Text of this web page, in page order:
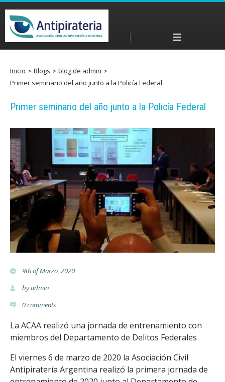
contenido
principal
Menú principal
Inicio Blogs
blog de admin
Primer seminario del año junto a la Policía Federal
Primer seminario del año junto a la Policía Federal
9th of Marzo, 2020
byadmin
0comments
La ACAA realizó una jornada de entrenamiento con
miembros del Departamento de Delitos Federales
El viernes 6 de marzo de 2020 la Asociación Civil
Antipiratería Argentina realizó la primera jornada de